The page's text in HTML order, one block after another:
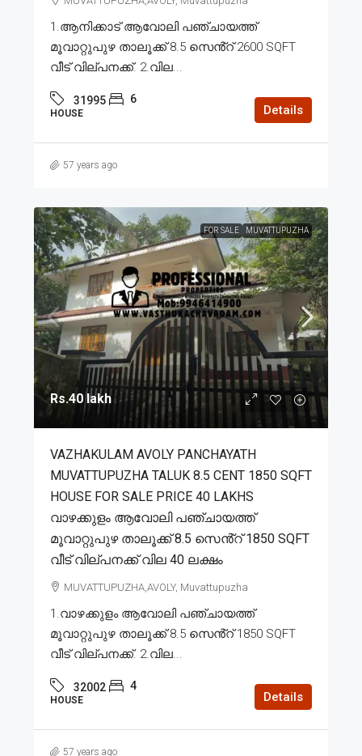
1.ആനിക്കാട് ആവോലി പഞ്ചായത്ത്
മൂവാറ്റുപുഴ താലൂക്ക് 8.5 സെൻ്റ് 2600 SQFT
വീട് വില്പനക്ക്. 2.വില...
31995 6
HOUSE Details
57 years ago
FOR SALE MUVATTUPUZHA
Rs.40 lakh
VAZHAKULAM AVOLY PANCHAYATH
MUVATTUPUZHA TALUK 8.5 CENT 1850 SQFT
HOUSE FOR SALE PRICE 40 LAKHS
വാഴക്കുളം ആവോലി പഞ്ചായത്ത്
മൂവാറ്റുപുഴ താലൂക്ക് 8.5 സെൻ്റ് 1850 SQFT
വീട് വില്പനക്ക് വില 40 ലക്ഷം
MUVATTUPUZHA,AVOLY, Muvattupuzha
1.വാഴക്കുളം ആവോലി പഞ്ചായത്ത്
മൂവാറ്റുപുഴ താലൂക്ക് 8.5 സെൻ്റ് 1850 SQFT
വീട് വില്പനക്ക്. 2.വില...
32002 4
HOUSE Details
57 years ago